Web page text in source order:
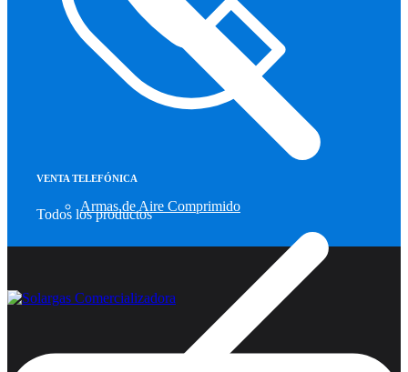
Armas de Aire Comprimido
VENTA TELEFÓNICA
Todos los productos